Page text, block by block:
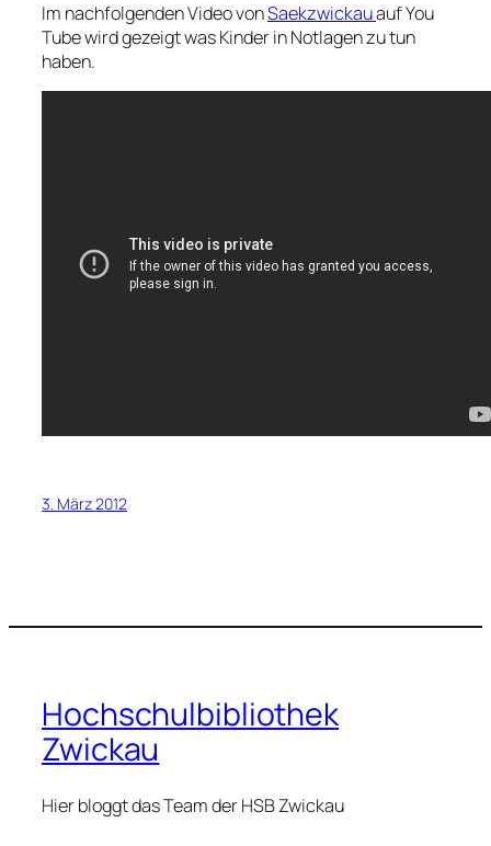
Im nachfolgenden Video vonSaekzwickauauf You
Tube wird gezeigt was Kinder in Notlagen zu tun
haben.
3. März 2012
Hochschulbibliothek
Zwickau
Hier bloggt das Team der HSB Zwickau